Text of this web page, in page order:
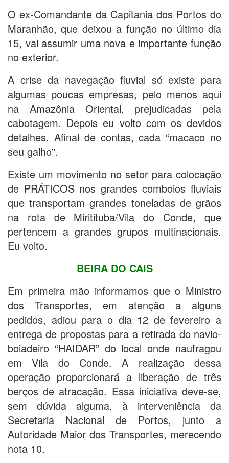
O ex-Comandante da Capitania dos Portos do
Maranhão, que deixou a função no último dia
15, vai assumir uma nova e importante função
no exterior.
A crise da navegação fluvial só existe para
algumas poucas empresas, pelo menos aqui
na Amazônia Oriental, prejudicadas pela
cabotagem. Depois eu volto com os devidos
detalhes. Afinal de contas, cada “macaco no
seu galho”.
Existe um movimento no setor para colocação
de PRÁTICOS nos grandes comboios fluviais
que transportam grandes toneladas de grãos
na rota de Miritituba/Vila do Conde, que
pertencem a grandes grupos multinacionais.
Eu volto.
BEIRA DO CAIS
Em primeira mão informamos que o Ministro
dos Transportes, em atenção a alguns
pedidos, adiou para o dia 12 de fevereiro a
entrega de propostas para a retirada do navio-
boiadeiro “HAIDAR” do local onde naufragou
em Vila do Conde. A realização dessa
operação proporcionará a liberação de três
berços de atracação. Essa iniciativa deve-se,
sem dúvida alguma, à interveniência da
Secretaria Nacional de Portos, junto a
Autoridade Maior dos Transportes, merecendo
nota 10.